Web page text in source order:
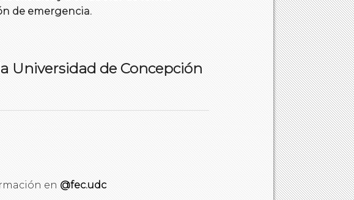
de emergencia.
Universidad de Concepción
en @fec.udc